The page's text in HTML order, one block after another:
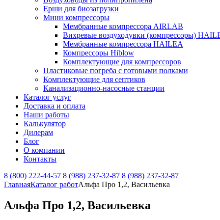
Ерши для биозагрузки
Мини компрессоры
Мембранные компрессора AIRLAB
Вихревые воздуходувки (компрессоры)
Мембранные компрессора HAILEA
Компрессоры Hiblow
Комплектующие для компрессоров
Пластиковые погреба с готовыми полками
Комплектующие для септиков
Канализационно-насосные станции
Каталог услуг
Доставка и оплата
Наши работы
Калькулятор
Дилерам
Блог
О компании
Контакты
8 (800) 222-44-57 8 (988) 237-32-87 8 (988) 237-32-87
ГлавнаяКаталог работАльфа Про 1,2, Васильевка
Альфа Про 1,2, Васильевка